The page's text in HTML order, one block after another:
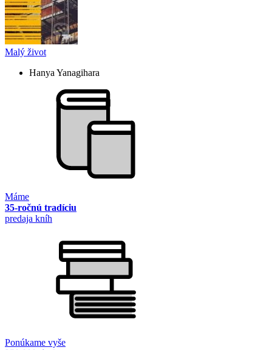
Malý život
Hanya Yanagihara
Máme
35-ročnú tradíciu
predaja kníh
Ponúkame vyše